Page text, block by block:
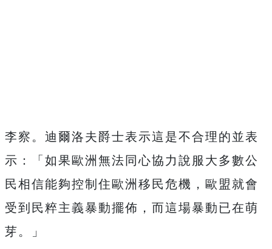
李察。迪爾洛夫爵士表示這是不合理的並表
示：「如果歐洲無法同心協力說服大多數公
民相信能夠控制住歐洲移民危機，歐盟就會
受到民粹主義暴動擺佈，而這場暴動已在萌
芽。」